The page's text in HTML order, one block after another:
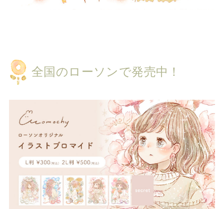
全国のローソンで発売中！